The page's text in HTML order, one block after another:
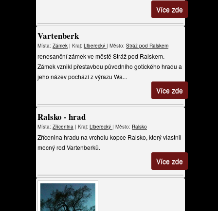
Více zde
Vartenberk
Místa: Zámek | Kraj: Liberecký | Město: Stráž pod Ralskem
renesanční zámek ve městě Stráž pod Ralskem.
Zámek vznikl přestavbou původního gotického hradu a
jeho název pochází z výrazu Wa...
Více zde
Ralsko - hrad
Místa: Zřícenina | Kraj: Liberecký | Město: Ralsko
Zřícenina hradu na vrcholu kopce Ralsko, který vlastnil
mocný rod Vartenberků.
Více zde